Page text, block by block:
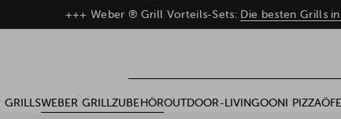
+++ Weber ® Grill Vorteils-Sets: Die besten Grills
GRILLSWEBER GRILLZUBEHÖROUTDOOR-LIVINGOONI